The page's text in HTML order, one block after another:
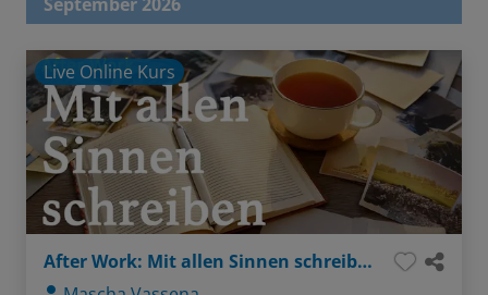
September 2026
Live Online Kurs
After Work: Mit allen Sinnen schreiben